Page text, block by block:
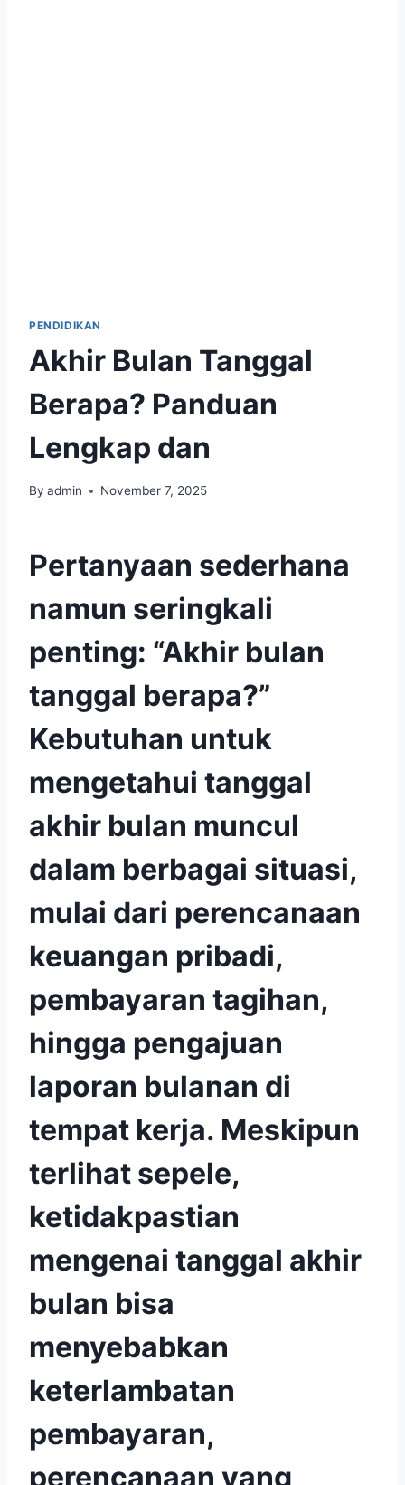
PENDIDIKAN
Akhir Bulan Tanggal
Berapa? Panduan
Lengkap dan
By admin November 7, 2025
Pertanyaan sederhana
namun seringkali
penting: “Akhir bulan
tanggal berapa?”
Kebutuhan untuk
mengetahui tanggal
akhir bulan muncul
dalam berbagai situasi,
mulai dari perencanaan
keuangan pribadi,
pembayaran tagihan,
hingga pengajuan
laporan bulanan di
tempat kerja. Meskipun
terlihat sepele,
ketidakpastian
mengenai tanggal akhir
bulan bisa
menyebabkan
keterlambatan
pembayaran,
perencanaan yang